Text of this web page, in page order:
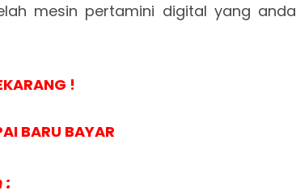
mesin pertamini digital yang anda
!
BARU BAYAR
: